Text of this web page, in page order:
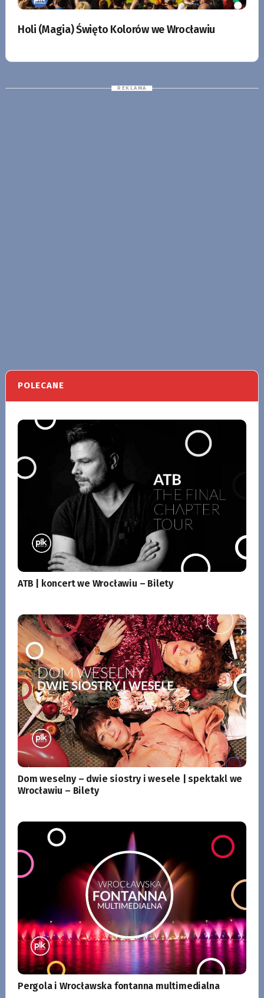
Holi (Magia) Święto Kolorów we Wrocławiu
POLECANE
ATB | koncert we Wrocławiu – Bilety
Dom weselny – dwie siostry i wesele | spektakl we
Wrocławiu – Bilety
Pergola i Wrocławska fontanna multimedialna